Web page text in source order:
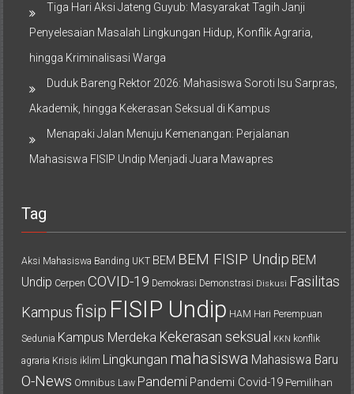
Tiga Hari Aksi Jateng Guyub: Masyarakat Tagih Janji
Penyelesaian Masalah Lingkungan Hidup, Konflik Agraria,
hingga Kriminalisasi Warga
Duduk Bareng Rektor 2026: Mahasiswa Soroti Isu Sarpras,
Akademik, hingga Kekerasan Seksual di Kampus
Menapaki Jalan Menuju Kemenangan: Perjalanan
Mahasiswa FISIP Undip Menjadi Juara Mawapres
Tag
Aksi Mahasiswa Banding UKT BEM BEM FISIP Undip BEM
Undip Cerpen COVID-19 Demokrasi Demonstrasi Diskusi Fasilitas
Kampus fisip FISIP Undip HAM Hari Perempuan
Sedunia Kampus Merdeka Kekerasan seksual KKN konflik
agraria Krisis iklim Lingkungan mahasiswa Mahasiswa Baru
O-News Omnibus Law Pandemi Pandemi Covid-19 Pemilihan